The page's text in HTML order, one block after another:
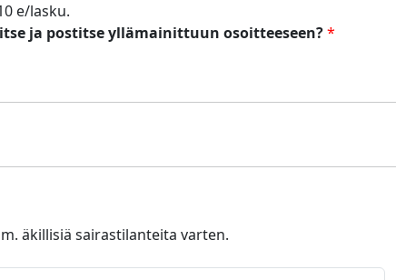
e/lasku.
ja postitse yllämainittuun osoitteeseen?*
äkillisiä sairastilanteita varten.